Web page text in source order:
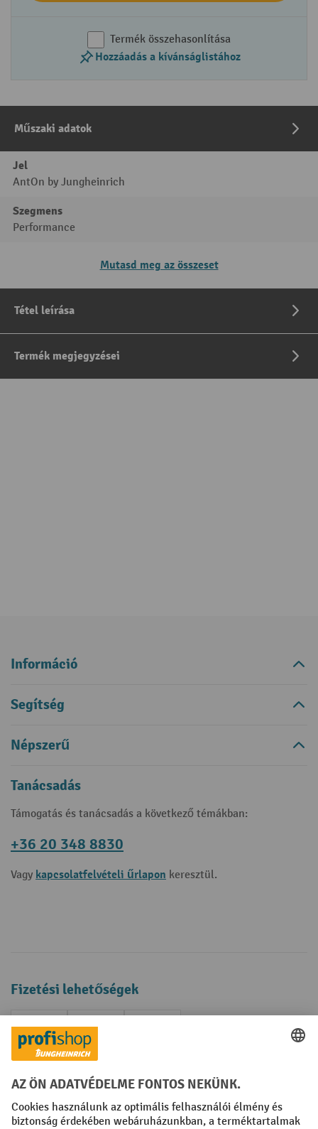
Termék összehasonlítása
Hozzáadás a kívánságlistához
Műszaki adatok
Jel
AntOn by Jungheinrich
Szegmens
Performance
Mutasd meg az összeset
Tétel leírása
Termék megjegyzései
Információ
Segítség
Népszerű
Tanácsadás
Támogatás és tanácsadás a következő témákban:
+36 20 348 8830
Vagy kapcsolatfelvételi űrlapon keresztül.
Fizetési lehetőségek
Creditcard (Master)Creditcard (Visa)
Előrefizetés
Közösségi Média